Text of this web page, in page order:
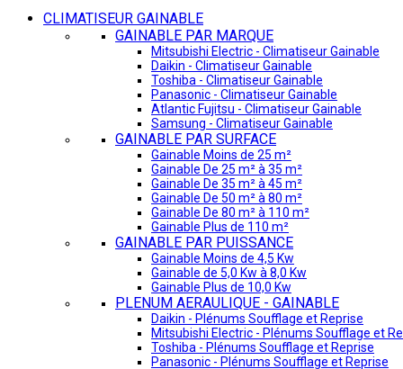
CLIMATISEUR GAINABLE
GAINABLE PAR MARQUE
Mitsubishi Electric - Climatiseur Gainable
Daikin - Climatiseur Gainable
Toshiba - Climatiseur Gainable
Panasonic - Climatiseur Gainable
Atlantic Fujitsu - Climatiseur Gainable
Samsung - Climatiseur Gainable
GAINABLE PAR SURFACE
Gainable Moins de 25 m²
Gainable De 25 m² à 35 m²
Gainable De 35 m² à 45 m²
Gainable De 50 m² à 80 m²
Gainable De 80 m² à 110 m²
Gainable Plus de 110 m²
GAINABLE PAR PUISSANCE
Gainable Moins de 4,5 Kw
Gainable de 5,0 Kw à 8,0 Kw
Gainable Plus de 10,0 Kw
PLENUM AERAULIQUE - GAINABLE
Daikin - Plénums Soufflage et Reprise
Mitsubishi Electric - Plénums Soufflage et
Toshiba - Plénums Soufflage et Reprise
Panasonic - Plénums Soufflage et Reprise